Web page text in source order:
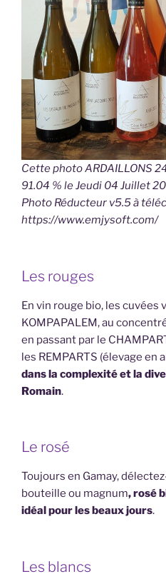
Cette photo ARDAILLONS
91.04 % le Jeudi 04 Juillet
Photo Réducteur v5.5 à
https://www.emjysoft.com/
Les rouges
En vin rouge bio, les
KOMPAPALEM, au
en passant par le
les REMPARTS (élevage en
dans la complexité et la
Romain.
Le rosé
Toujours en Gamay,
bouteille ou magnum, rosé
idéal pour les beaux jours.
Les blancs